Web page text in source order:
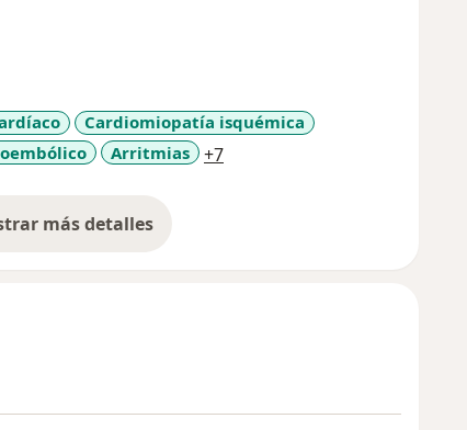
Cardiomiopatía isquémica
Arritmias +7a11y_sr_more_diseases
más detalles
sobre la experiencia